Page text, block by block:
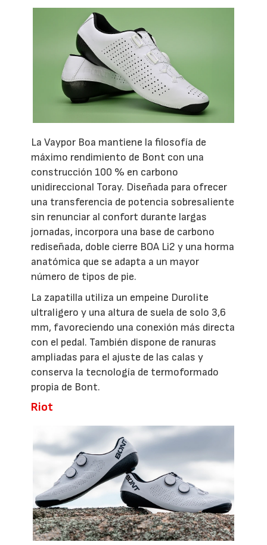
La Vaypor Boa mantiene la filosofía de
máximo rendimiento de Bont con una
construcción 100 % en carbono
unidireccional Toray. Diseñada para ofrecer
una transferencia de potencia sobresaliente
sin renunciar al confort durante largas
jornadas, incorpora una base de carbono
rediseñada, doble cierre BOA Li2 y una horma
anatómica que se adapta a un mayor
número de tipos de pie.
La zapatilla utiliza un empeine Durolite
ultraligero y una altura de suela de solo 3,6
mm, favoreciendo una conexión más directa
con el pedal. También dispone de ranuras
ampliadas para el ajuste de las calas y
conserva la tecnología de termoformado
propia de Bont.
Riot